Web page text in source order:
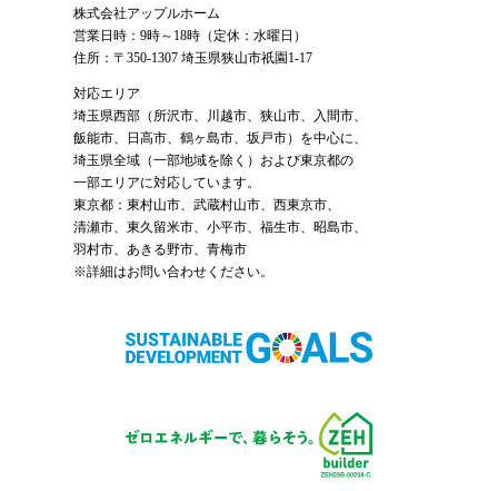
株式会社アップルホーム
営業日時：9時～18時（定休：水曜日）
住所：〒350-1307 埼玉県狭山市祇園1-17
対応エリア
埼玉県西部（ 所沢市、 川越市、狭山市、入間市、
飯能市、日高市、鶴ヶ島市、坂戸市）を中心に、
埼玉県全域（一部地域を除く）および東京都の
一部エリアに対応しています。
東京都：東村山市、武蔵村山市、西東京市、
清瀬市、東久留米市、小平市、福生市、昭島市、
羽村市、あきる野市、青梅市
※詳細はお問い合わせください。